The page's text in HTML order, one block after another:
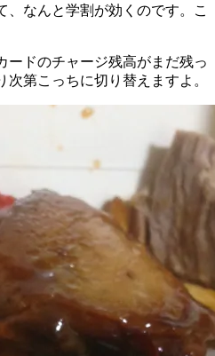
、なんと学割が効くのです。こ
ードのチャージ残高がまだ残っ
第こっちに切り替えますよ。